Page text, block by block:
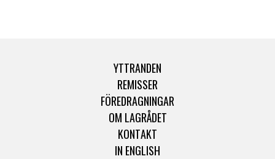
YTTRANDEN
REMISSER
FÖREDRAGNINGAR
OM LAGRÅDET
KONTAKT
IN ENGLISH